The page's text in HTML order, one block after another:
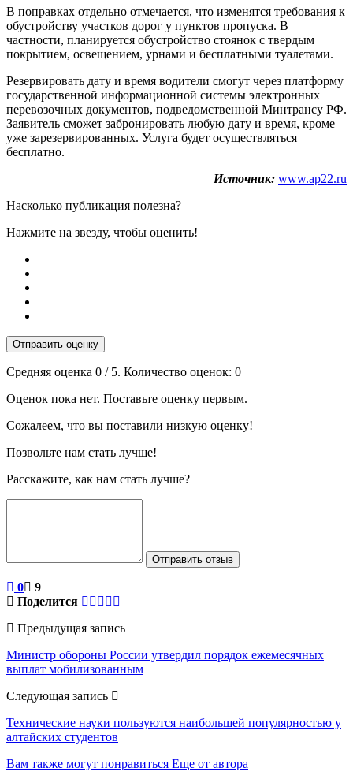
В поправках отдельно отмечается, что изменятся требования к
обустройству участков дорог у пунктов пропуска. В
частности, планируется обустройство стоянок с твердым
покрытием, освещением, урнами и бесплатными туалетами.
Резервировать дату и время водители смогут через платформу
государственной информационной системы электронных
перевозочных документов, подведомственной Минтрансу РФ.
Заявитель сможет забронировать любую дату и время, кроме
уже зарезервированных. Услуга будет осуществляться
бесплатно.
Источник: www.ap22.ru
Насколько публикация полезна?
Нажмите на звезду, чтобы оценить!
Отправить оценку
Средняя оценка 0 / 5. Количество оценок: 0
Оценок пока нет. Поставьте оценку первым.
Сожалеем, что вы поставили низкую оценку!
Позвольте нам стать лучше!
Расскажите, как нам стать лучше?
Отправить отзыв
0
9
Поделится
Предыдущая запись
Министр обороны России утвердил порядок ежемесячных
выплат мобилизованным
Следующая запись
Технические науки пользуются наибольшей популярностью у
алтайских студентов
Вам также могут понравиться Еще от автора